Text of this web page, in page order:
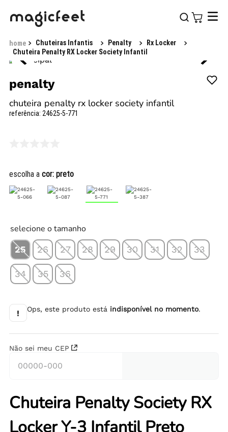
Chuteiras Infantis Penalty
Rx Locker
Chuteira Penalty RX Locker Society Infantil
penalty
chuteira penalty rx locker society infantil
referência: 24625-5-771
escolha a cor: preto
selecione o tamanho
25 26 27 28 29 30 31 32 33
34 35 36
! Ops, este produto está indisponível no momento.
Não sei meu CEP
Chuteira Penalty Society RX
Locker Y-3 Infantil Preto